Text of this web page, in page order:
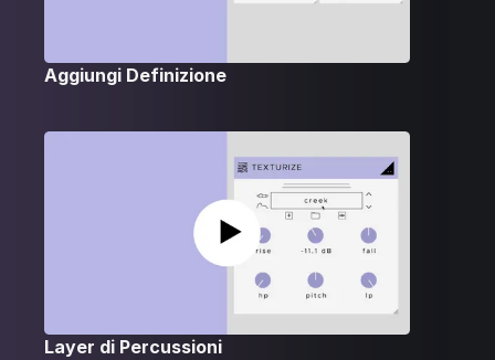
Aggiungi Definizione
Layer di Percussioni